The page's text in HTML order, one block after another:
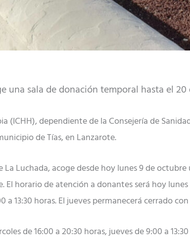
una sala de donación temporal hasta el
dependiente de la Consejería de
de Tías, en Lanzarote.
Luchada, acoge desde hoy lunes 9 de
horario de atención a donantes será hoy
a 13:30 horas. El jueves permanecerá cerrado
de 16:00 a 20:30 horas, jueves de 9:00 a